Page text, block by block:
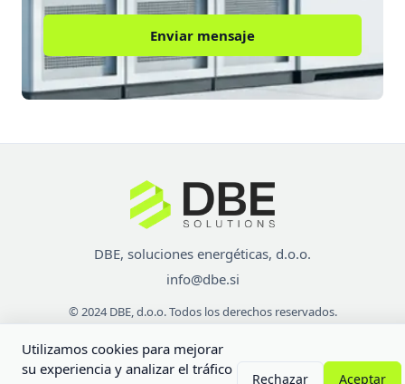
Enviar mensaje
DBE, soluciones energéticas, d.o.o.
info@dbe.si
© 2024 DBE, d.o.o. Todos los derechos reservados.
MADE BY FUSIONLOT
Utilizamos cookies para mejorar
su experiencia y analizar el tráfico
Rechazar Aceptar